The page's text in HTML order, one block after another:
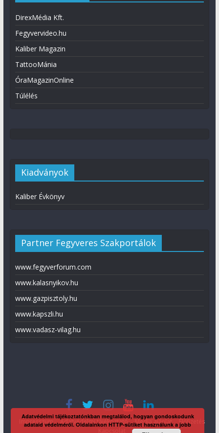
DirexMédia Kft.
Fegyvervideo.hu
Kaliber Magazin
TattooMánia
ÓraMagazinOnline
Túlélés
Kiadványok
Kaliber Évkönyv
Partner Fegyveres Szakportálok
www.fegyverforum.com
www.kalasnyikov.hu
www.gazpisztoly.hu
www.kapszli.hu
www.vadasz-vilag.hu
Impresszum Adatvédelmi tájékoztató Média ajánlat
Előfizetés
Adatvédelmi tájékoztatónkban megtalálod, hogyan gondoskodunk
adataid védelméről. Oldalainkon HTTP-sütiket használunk a jobb